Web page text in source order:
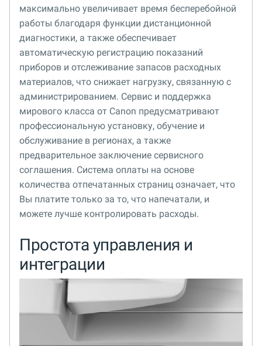
максимально увеличивает время бесперебойной
работы благодаря функции дистанционной
диагностики, а также обеспечивает
автоматическую регистрацию показаний
приборов и отслеживание запасов расходных
материалов, что снижает нагрузку, связанную с
администрированием. Сервис и поддержка
мирового класса от Canon предусматривают
профессиональную установку, обучение и
обслуживание в регионах, а также
предварительное заключение сервисного
соглашения. Система оплаты на основе
количества отпечатанных страниц означает, что
Вы платите только за то, что напечатали, и
можете лучше контролировать расходы.
Простота управления и
интеграции